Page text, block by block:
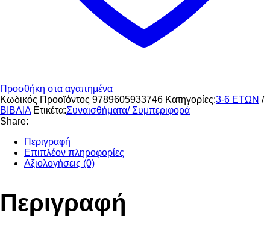
Προσθήκη στα αγαπημένα
Κωδικός Προοϊόντος 9789605933746 Κατηγορίες:3-6 ΕΤΩΝ /
ΒΙΒΛΙΑ Ετικέτα:Συναισθήματα/ Συμπεριφορά
Share:
Περιγραφή
Επιπλέον πληροφορίες
Αξιολογήσεις (0)
Περιγραφή